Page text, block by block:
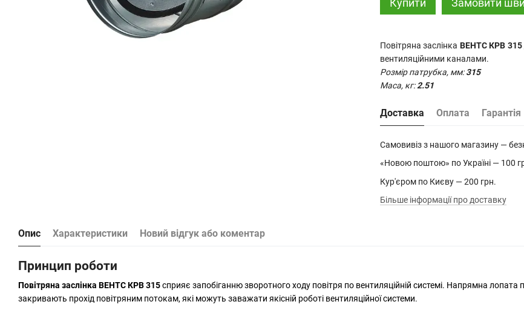
Купити Замовити
Повітряна заслінка ВЕНТС КРВ 315
вентиляційними каналами.
Розмір патрубка, мм:315
Маса, кг:2.51
Доставка Оплата Гарантія
Самовивіз з нашого магазину —
«Новою поштою» по Україні — 100
Кур'єром по Києву — 200 грн.
Більше інформації про доставку
Опис Характеристики Новий відгук або коментар
Принцип роботи
Повітряна заслінка ВЕНТС КРВ 315сприяє запобіганню зворотного ходу повітря по вентиляційній системі. Напрямна
закривають прохід повітряним потокам, які можуть заважати якісній роботі вентиляційної системи.